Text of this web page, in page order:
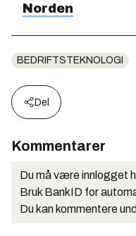
Norden
BEDRIFTSTEKNOLOGI
Del
Kommentarer
Du må være innlogget
Bruk BankID for
Du kan kommentere